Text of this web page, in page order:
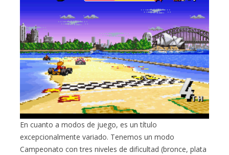
En cuanto a modos de juego, es un título
excepcionalmente variado. Tenemos un modo
Campeonato con tres niveles de dificultad (bronce, plata